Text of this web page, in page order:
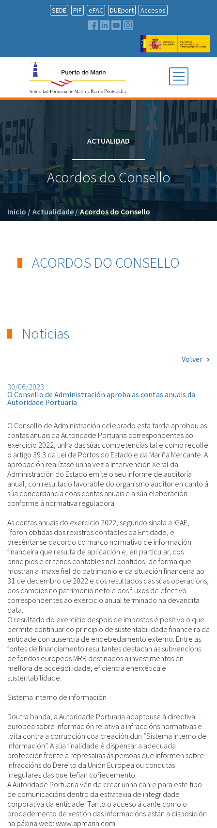
SEDE PIF eFAC DUEport Accesos
ACTUALIDAD
Acordos do Consello
Inicio / Actualidade/ Acordos do Consello
ACORDOS DO CONSELLO
Noticias
Volver
30/06/2023
O Consello de Administración aproba as contas anuais da
Autoridade Portuaria
O Consello de Administración celebrado esta tarde aprobou as
contas anuais da Autoridade Portuaria correspondentes ao
exercicio 2022, unha das súas competencias tal e como recolle
o artigo 39.3 da Lei de Portos do Estado e da Mariña Mercante. A
aprobación realízase unha vez a Intervención Xeral da
Administración do Estado emite o seu informe de auditoría
anual, con resultado favorable do organismo auditor en canto á
súa concordancia coas contas anuais e a súa elaboración
conforme á normativa reguladora.
As contas anuais do exercicio 2022, segundo sinala a IGAE,
“foron obtidas dos rexistros contables da Entidade, e
preséntanse dacordo co marco normativo de información
financeira que resulta de aplicación e, en particular, cos
principios e criterios contables nel contidos, de forma que
mostran a imaxe fiel do patrimonio e da situación financeira ao
31 de decembro de 2022 e dos resultados das súas operacións,
dos cambios no patrimonio neto e dos fluxos de efectivo
correspondentes ao exercicio anual terminado na devandita
data.
O resultado do exercicio despois de impostos é positivo o que
permite continuar co principio de sustentabilidade financeira da
entidade con ausencia de endebedamento externo. Entre as
fontes de financiamento resultantes destacan as subvencións
de fondos europeos MRR destinados a investimentos en
mellora de accesibilidade, eficiencia enerxética e
sustentabilidade.
Sistema interno de información
Doutra banda, a Autoridade Portuaria adaptouse á directiva
europea sobre información relativa a infraccións normativas e
loita contra a corrupción coa creación dun “Sistema interno de
Información”. A súa finalidade é dispensar a adecuada
protección fronte a represalias ás persoas que informen sobre
infraccións do Dereito da Unión Europea ou condutas
irregulares das que teñan coñecemento.
A Autoridade Portuaria vén de crear unha canle para este tipo
de comunicacións dentro da estratexia de integridade
corporativa da entidade. Tanto o acceso á canle como o
procedemento de xestión das informacións están a disposición
na páxina web: www.apmarin.com